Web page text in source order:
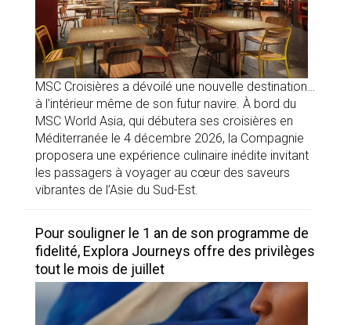
MSC Croisières a dévoilé une nouvelle destination…
à l’intérieur même de son futur navire. À bord du
MSC World Asia, qui débutera ses croisières en
Méditerranée le 4 décembre 2026, la Compagnie
proposera une expérience culinaire inédite invitant
les passagers à voyager au cœur des saveurs
vibrantes de l’Asie du Sud-Est.
Pour souligner le 1 an de son programme de
fidelité, Explora Journeys offre des privilèges
tout le mois de juillet